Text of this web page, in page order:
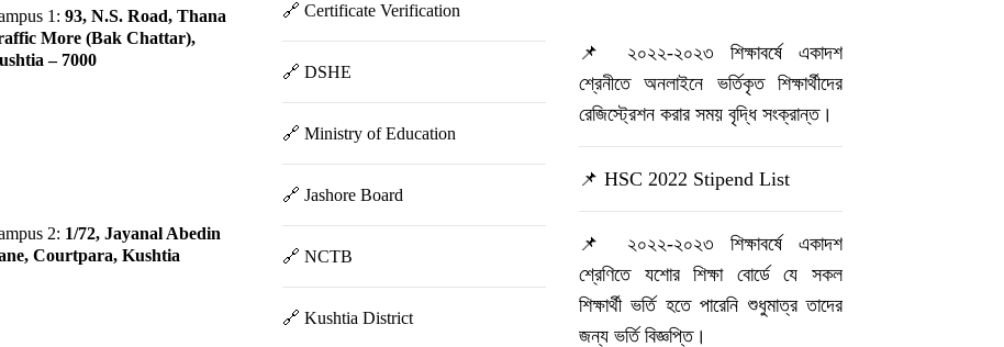
1: 93, N.S. Road, Thana
More (Bak Chattar),
– 7000
2: 1/72, Jayanal Abedin
Courtpara, Kushtia
🔗 Certificate Verification
🔗 DSHE
🔗 Ministry of Education
🔗 Jashore Board
🔗 NCTB
🔗 Kushtia District
রেজিস্ট্রেশন করার সময় বৃদ্ধি সংক্রান্ত।
📌 HSC 2022 Stipend List
📌 ২০২২-২০২৩ শিক্ষাবর্ষে একাদশ
শিক্ষার্থী ভর্তি হতে পারেনি শুধুমাত্র তাদের
জন্য ভর্তি বিজ্ঞপ্তি।